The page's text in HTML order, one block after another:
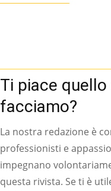
Ti piace quello
facciamo?
La nostra redazione è
professionisti e
impegnano
questa rivista. Se ti è